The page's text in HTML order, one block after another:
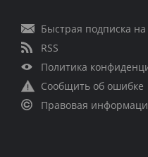
Быстрая подписка на
RSS
Политика
Сообщить об ошибке
Правовая